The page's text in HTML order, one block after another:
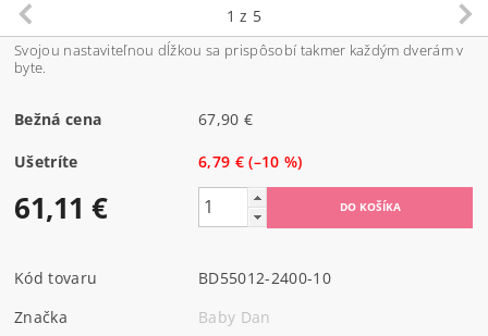
1 z 5
Svojou nastaviteľnou dĺžkou sa prispôsobí takmer každým dverám v
byte.
Bežná cena 67,90 €
Ušetríte 6,79 €(–10 %)
61,11 €
Kód tovaru
BD55012-2400-10
Značka
Baby Dan